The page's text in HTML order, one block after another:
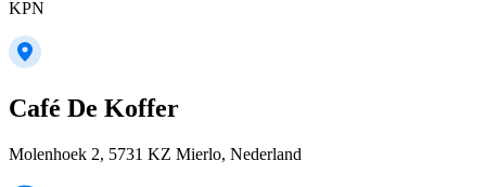
KPN
Café De Koffer
Molenhoek 2, 5731 KZ Mierlo, Nederland